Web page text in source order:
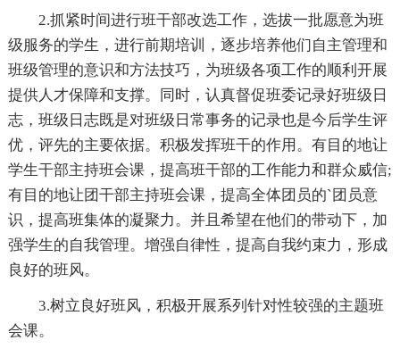
2.抓紧时间进行班干部改选工作，选拔一批愿意为班
级服务的学生，进行前期培训，逐步培养他们自主管理和
班级管理的意识和方法技巧，为班级各项工作的顺利开展
提供人才保障和支撑。同时，认真督促班委记录好班级日
志，班级日志既是对班级日常事务的记录也是今后学生评
优，评先的主要依据。积极发挥班干的作用。有目的地让
学生干部主持班会课，提高班干部的工作能力和群众威信;
有目的地让团干部主持班会课，提高全体团员的`团员意
识，提高班集体的凝聚力。并且希望在他们的带动下，加
强学生的自我管理。增强自律性，提高自我约束力，形成
良好的班风。
3.树立良好班风，积极开展系列针对性较强的主题班
会课。